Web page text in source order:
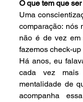
O que tem que
Uma
comparação: nós
não é de vez em
fazemos check-
Há anos, eu
cada vez
mentalidade de
acompanha